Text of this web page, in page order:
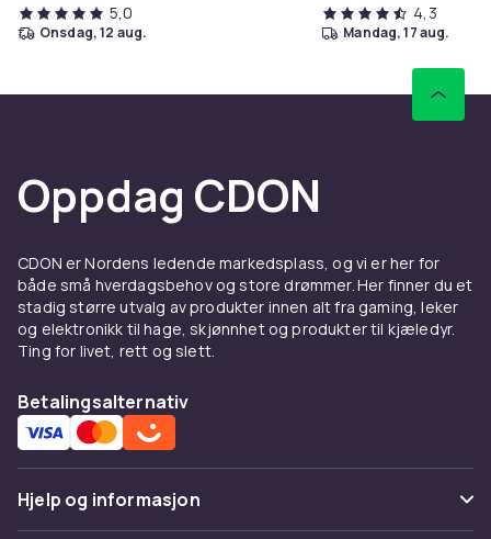
5,0
onsdag, 12 aug.
4,3
mandag, 17 aug.
Oppdag CDON
CDON er Nordens ledende markedsplass, og vi er her for
både små hverdagsbehov og store drømmer. Her finner du et
stadig større utvalg av produkter innen alt fra gaming, leker
og elektronikk til hage, skjønnhet og produkter til kjæledyr.
Ting for livet, rett og slett.
Betalingsalternativ
Hjelp og informasjon